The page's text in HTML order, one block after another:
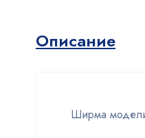
Описание
Ширма модели